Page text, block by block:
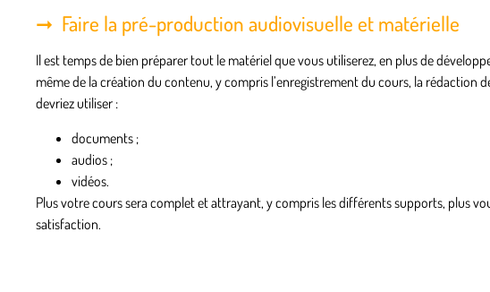
Faire la pré-production audiovisuelle et matérielle
Il est temps de bien préparer tout le matériel que vous utiliserez, en plus de
même de la création du contenu, y compris l’enregistrement du cours, la rédaction
devriez utiliser :
documents ;
audios ;
vidéos.
Plus votre cours sera complet et attrayant, y compris les différents supports, plus
satisfaction.